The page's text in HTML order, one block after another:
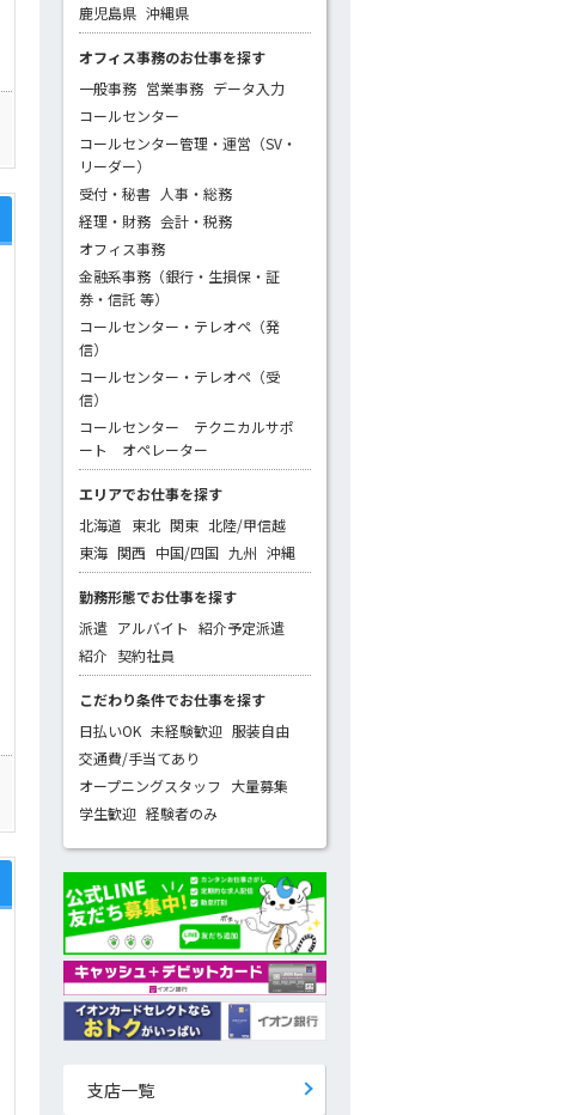
鹿児島県 沖縄県
オフィス事務のお仕事を探す
一般事務 営業事務 データ入力
コールセンター
コールセンター管理・運営（SV・
リーダー）
受付・秘書 人事・総務
経理・財務 会計・税務
オフィス事務
金融系事務（銀行・生損保・証
券・信託 等）
コールセンター・テレオペ（発
信）
コールセンター・テレオペ（受
信）
コールセンター テクニカルサポ
ート オペレーター
エリアでお仕事を探す
北海道 東北 関東 北陸/甲信越
東海 関西 中国/四国 九州 沖縄
勤務形態でお仕事を探す
派遣 アルバイト 紹介予定派遣
紹介 契約社員
こだわり条件でお仕事を探す
日払いOK 未経験歓迎 服装自由
交通費/手当てあり
オープニングスタッフ 大量募集
学生歓迎 経験者のみ
支店一覧